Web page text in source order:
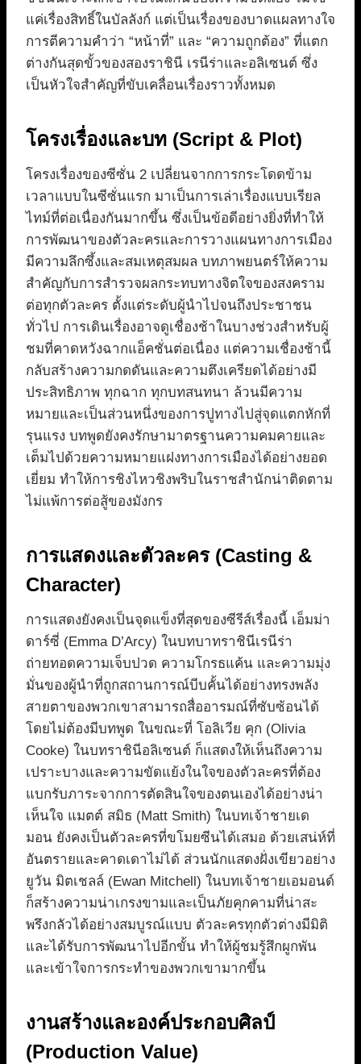
แค่เรื่องสิทธิ์ในบัลลังก์ แต่เป็นเรื่องของบาดแผลทางใจ
การตีความคำว่า “หน้าที่” และ “ความถูกต้อง” ที่แตก
ต่างกันสุดขั้วของสองราชินี เรนีร่าและอลิเซนต์ ซึ่ง
เป็นหัวใจสำคัญที่ขับเคลื่อนเรื่องราวทั้งหมด
โครงเรื่องและบท (Script & Plot)
โครงเรื่องของซีซั่น 2 เปลี่ยนจากการกระโดดข้าม
เวลาแบบในซีซั่นแรก มาเป็นการเล่าเรื่องแบบเรียล
ไทม์ที่ต่อเนื่องกันมากขึ้น ซึ่งเป็นข้อดีอย่างยิ่งที่ทำให้
การพัฒนาของตัวละครและการวางแผนทางการเมือง
มีความลึกซึ้งและสมเหตุสมผล บทภาพยนตร์ให้ความ
สำคัญกับการสำรวจผลกระทบทางจิตใจของสงคราม
ต่อทุกตัวละคร ตั้งแต่ระดับผู้นำไปจนถึงประชาชน
ทั่วไป การเดินเรื่องอาจดูเชื่องช้าในบางช่วงสำหรับผู้
ชมที่คาดหวังฉากแอ็คชั่นต่อเนื่อง แต่ความเชื่องช้านี้
กลับสร้างความกดดันและความตึงเครียดได้อย่างมี
ประสิทธิภาพ ทุกฉาก ทุกบทสนทนา ล้วนมีความ
หมายและเป็นส่วนหนึ่งของการปูทางไปสู่จุดแตกหักที่
รุนแรง บทพูดยังคงรักษามาตรฐานความคมคายและ
เต็มไปด้วยความหมายแฝงทางการเมืองได้อย่างยอด
เยี่ยม ทำให้การชิงไหวชิงพริบในราชสำนักน่าติดตาม
ไม่แพ้การต่อสู้ของมังกร
การแสดงและตัวละคร (Casting &
Character)
การแสดงยังคงเป็นจุดแข็งที่สุดของซีรีส์เรื่องนี้ เอ็มม่า
ดาร์ซี่ (Emma D’Arcy) ในบทบาทราชินีเรนีร่า
ถ่ายทอดความเจ็บปวด ความโกรธแค้น และความมุ่ง
มั่นของผู้นำที่ถูกสถานการณ์บีบคั้นได้อย่างทรงพลัง
สายตาของพวกเขาสามารถสื่ออารมณ์ที่ซับซ้อนได้
โดยไม่ต้องมีบทพูด ในขณะที่ โอลิเวีย คุก (Olivia
Cooke) ในบทราชินีอลิเซนต์ ก็แสดงให้เห็นถึงความ
เปราะบางและความขัดแย้งในใจของตัวละครที่ต้อง
แบกรับภาระจากการตัดสินใจของตนเองได้อย่างน่า
เห็นใจ แมตต์ สมิธ (Matt Smith) ในบทเจ้าชายเด
มอน ยังคงเป็นตัวละครที่ขโมยซีนได้เสมอ ด้วยเสน่ห์ที่
อันตรายและคาดเดาไม่ได้ ส่วนนักแสดงฝั่งเขียวอย่าง
ยูวัน มิตเชลล์ (Ewan Mitchell) ในบทเจ้าชายเอมอนด์
ก็สร้างความน่าเกรงขามและเป็นภัยคุกคามที่น่าสะ
พรึงกลัวได้อย่างสมบูรณ์แบบ ตัวละครทุกตัวต่างมีมิติ
และได้รับการพัฒนาไปอีกขั้น ทำให้ผู้ชมรู้สึกผูกพัน
และเข้าใจการกระทำของพวกเขามากขึ้น
งานสร้างและองค์ประกอบศิลป์
(Production Value)